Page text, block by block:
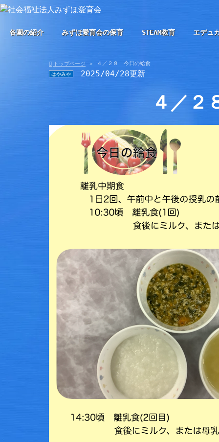
各園の紹介 みずほ愛育会の保育 STEAM教育 エデュ
トップページ ４／２８ 今日の給食
はやみや 2025/04/28更新
４／